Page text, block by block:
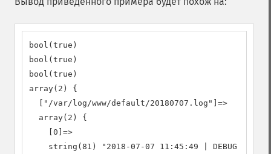
bool(true)
bool(true)
bool(true)
array(2) {
  ["/var/log/www/default/20180707.log"]=>
  array(2) {
    [0]=>
string(81) "2018-07-07 11:45:49 | DEBUG |